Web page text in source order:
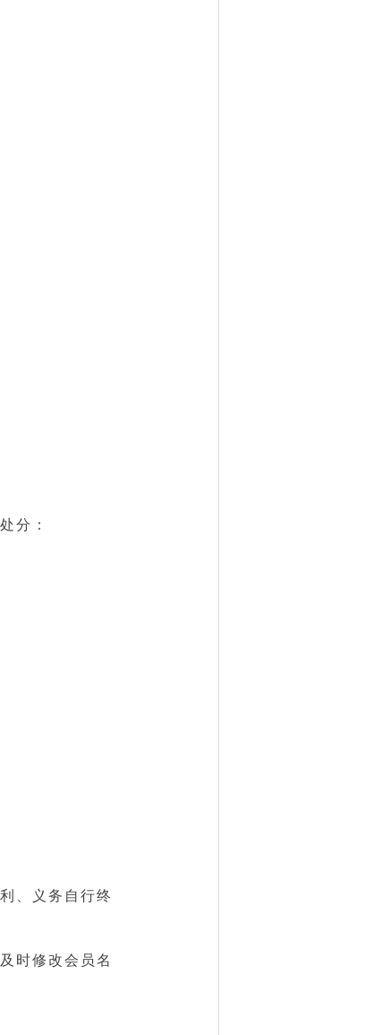
分：
、义务自行终
时修改会员名